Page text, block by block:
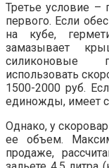
Третье условие –
первого. Если
на кубе,
замазывает
силиконовые
использовать
1500-2000 руб.
единожды, имеет
Однако, у
ее объем.
продаже,